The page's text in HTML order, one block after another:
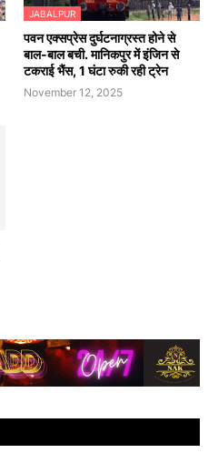
JABALPUR
पवन एक्सप्रेस दुर्घटनाग्रस्त होने से
बाल-बाल बची. मानिकपुर में इंजिन से
टकराई भैंस, 1 घंटा रुकी रही ट्रेन
November 12, 2025